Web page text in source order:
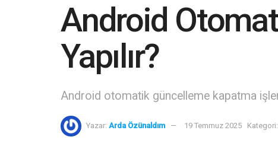
Android
Yapılır?
Android otomatik güncelleme kapatma
Yazar: Arda Özünaldım 19 Temmuz 2025 Kategori: